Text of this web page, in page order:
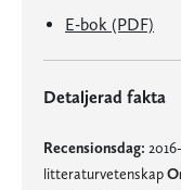
E-bok (PDF)
Detaljerad fakta
Recensionsdag:
litteraturvetenskap